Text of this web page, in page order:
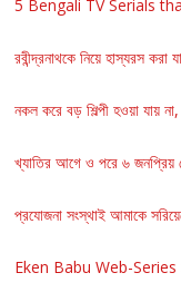
5 Bengali TV Serials
রবীন্দ্রনাথকে নিয়ে হাস্যরস করা
নকল করে বড় শিল্পী হওয়া যায়
খ্যাতির আগে ও পরে ৬ জনপ্রিয়
প্রযোজনা সংস্থাই আমাকে
Eken Babu Web-